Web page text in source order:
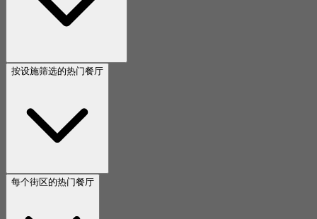
按设施筛选的热门餐厅
每个街区的热门餐厅